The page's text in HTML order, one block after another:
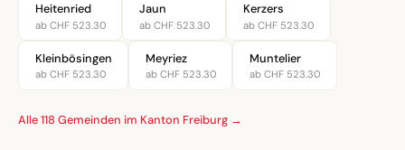
Heitenried
ab CHF 523.30
Jaun
ab CHF 523.30
Kerzers
ab CHF 523.30
Kleinbösingen
ab CHF 523.30
Meyriez
ab CHF 523.30
Muntelier
ab CHF 523.30
Alle 118 Gemeinden im Kanton Freiburg →